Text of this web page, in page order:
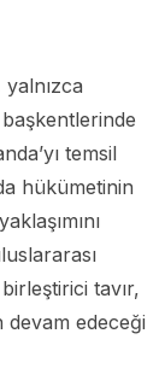
temsil
hükümetinin
tavır,
devam edeceği